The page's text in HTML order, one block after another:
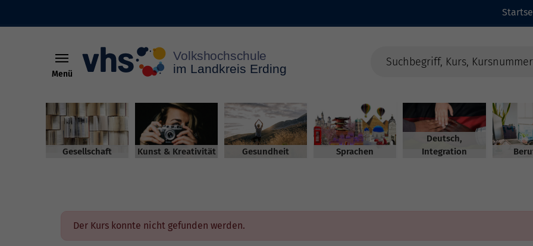
Menü
Gesellschaft Kunst & Kreativität Gesundheit Sprachen
Deutsch,
Integration
Der Kurs konnte nicht gefunden werden.